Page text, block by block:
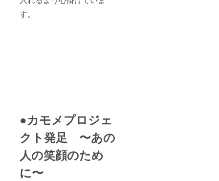
す。
●カモメプロジェ
クト発足 〜あの
人の笑顔のため
に〜